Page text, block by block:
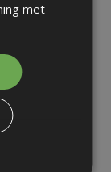
met